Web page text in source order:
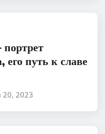
его путь к славе
20, 2023